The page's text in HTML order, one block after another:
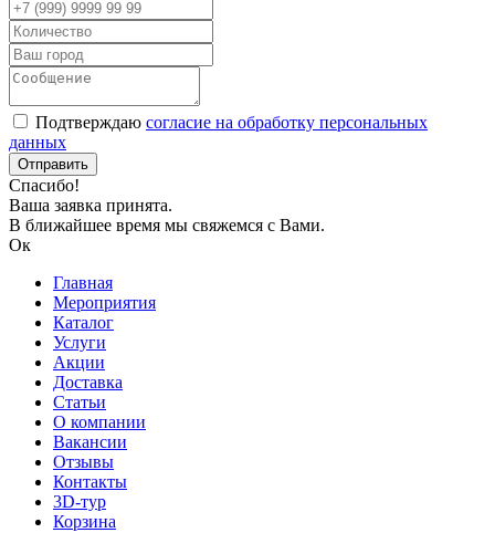
Подтверждаю согласие на обработку персональных
данных
Спасибо!
Ваша заявка принята.
В ближайшее время мы свяжемся с Вами.
Ок
Главная
Мероприятия
Каталог
Услуги
Акции
Доставка
Статьи
О компании
Вакансии
Отзывы
Контакты
3D-тур
Корзина